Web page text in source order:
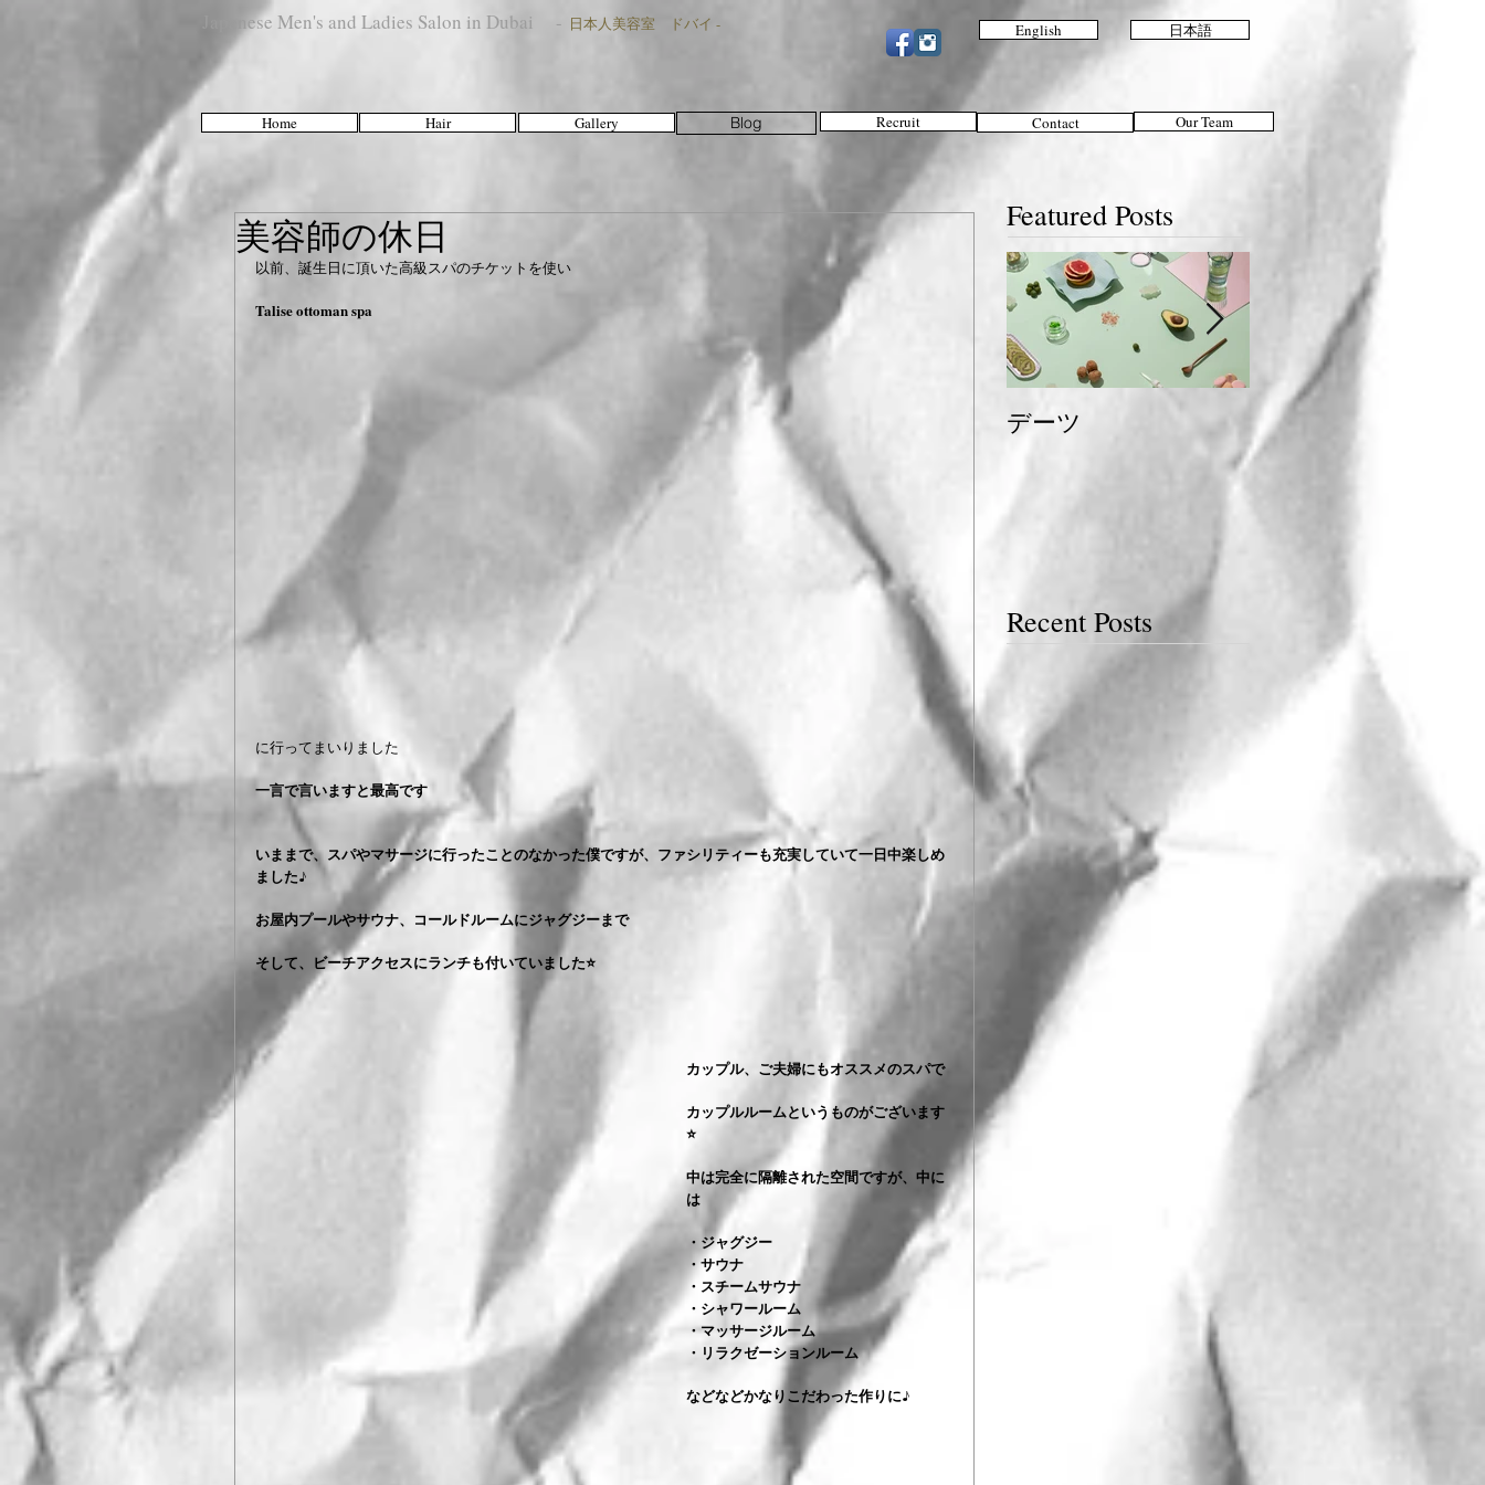
Japanese Men's and Ladies Salon in Dubai - 日本人美容室 ドバイ -
Home Hair Gallery Blog Recruit Contact Our Team
美容師の休日
以前、誕生日に頂いた高級スパのチケットを使い
Talise ottoman spa
に行ってまいりました
一言で言いますと最高です
いままで、スパやマサージに行ったことのなかった僕ですが、ファシリティーも充実していて一日中楽しめ
ました♪
お屋内プールやサウナ、コールドルームにジャグジーまで
そして、ビーチアクセスにランチも付いていました⭐️
カップル、ご夫婦にもオススメのスパで
カップルルームというものがございます
⭐️
中は完全に隔離された空間ですが、中に
は
・ジャグジー
・サウナ
・スチームサウナ
・シャワールーム
・マッサージルーム
・リラクゼーションルーム
などなどかなりこだわった作りに♪
Featured Posts
デーツ
夏のおすすめスタイ
ル＆ヘアケア
Recent Posts
English 日本語